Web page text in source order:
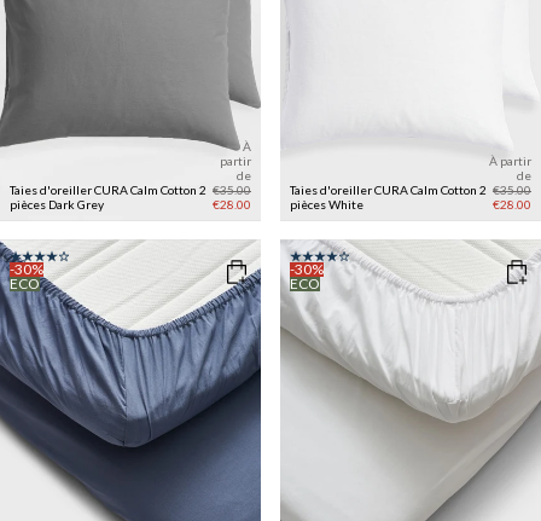
Taies d'oreiller CURA Calm Cotton 2
pièces Dark Grey
À
partir
de
€35.00
€28.00
Taies d'oreiller CURA Calm Cotton 2
piècesWhite
À partir
de
€35.00
€28.00
-30%
ECO
-30%
ECO